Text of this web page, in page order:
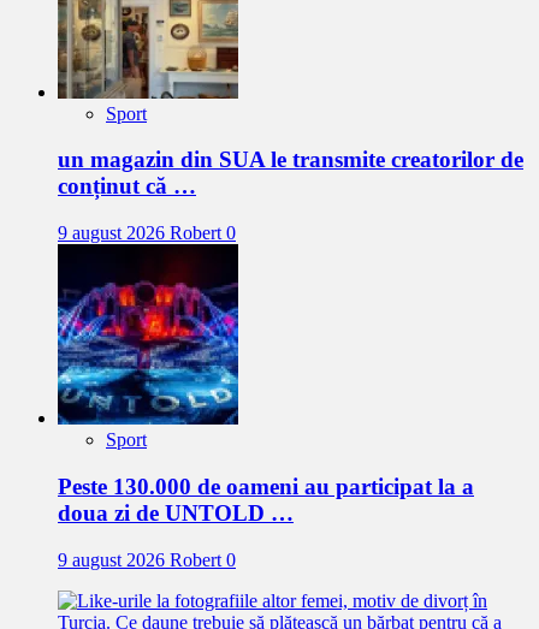
Sport
un magazin din SUA le transmite creatorilor de
conținut că …
9 august 2026 Robert 0
Sport
Peste 130.000 de oameni au participat la a
doua zi de UNTOLD …
9 august 2026 Robert 0